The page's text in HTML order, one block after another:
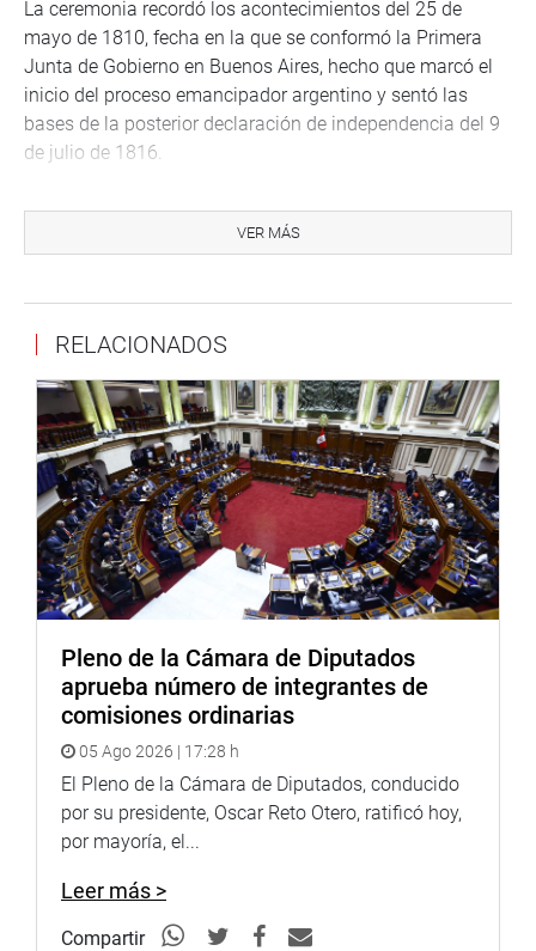
La ceremonia recordó los acontecimientos del 25 de
mayo de 1810, fecha en la que se conformó la Primera
Junta de Gobierno en Buenos Aires, hecho que marcó el
inicio del proceso emancipador argentino y sentó las
bases de la posterior declaración de independencia del 9
de julio de 1816.
Saavedra, Mariano Moreno, Manuel Belgrano, Juan José
Castelli, Miguel de Azcuénaga, Domingo French, Antonio
movimientos independentistas en toda América Latina.
OFICINA DE COMUNICACIONES E IMAGEN
INSTITUCIONAL
VER MÁS
RELACIONADOS
Pleno de la Cámara de Diputados
aprueba número de integrantes de
comisiones ordinarias
05 Ago 2026 | 17:28 h
El Pleno de la Cámara de Diputados, conducido
por su presidente, Oscar Reto Otero, ratificó hoy,
por mayoría, el...
Leer más >
Compartir